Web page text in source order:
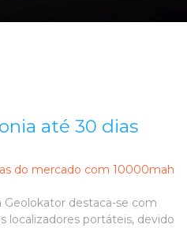
até 30 dias
do mercado com 10000mah
destaca-se com
localizadores portáteis, devido